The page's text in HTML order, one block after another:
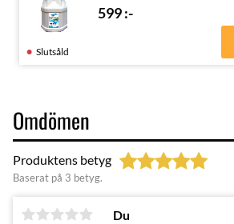
599:-
Slutsåld
Omdömen
Produktens betyg
Baserat på 3 betyg.
Du